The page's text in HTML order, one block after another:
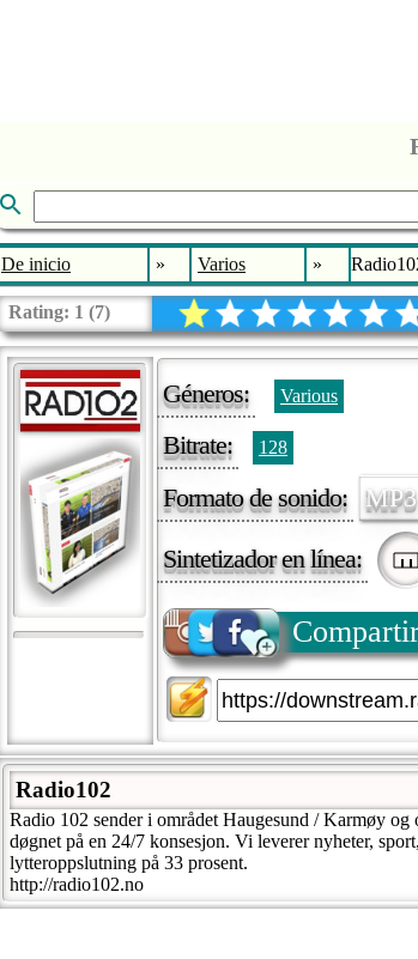
De inicio » Varios »
Rating: 1 (7)
Géneros: Various
Bitrate: 128
Formato de sonido: MP3
Sintetizador en línea:
Radio102
Radio 102 sender i området Haugesund / Karmøy
døgnet på en 24/7 konsesjon. Vi leverer nyheter,
lytteroppslutning på 33 prosent.
http://radio102.no